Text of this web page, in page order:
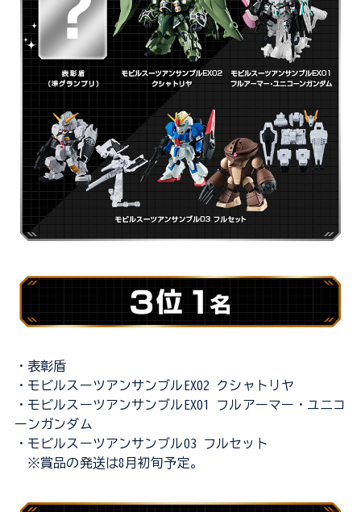
・表彰盾
・モビルスーツアンサンブルEX02 クシャトリヤ
・モビルスーツアンサンブルEX01 フルアーマー・ユニコ
ーンガンダム
・モビルスーツアンサンブル03 フルセット
※賞品の発送は8月初旬予定。